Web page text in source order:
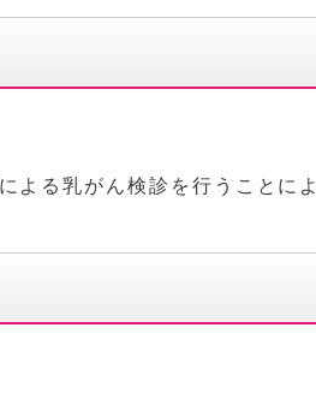
よる乳がん検診を行うことによ